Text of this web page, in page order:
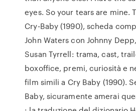
eyes. So your tears are mine.
Cry-Baby (1990), scheda
John Waters con Johnny
Susan Tyrrell: trama, cast,
boxoffice, premi, curiosità e
film simili a Cry Baby (1990).
Baby, sicuramente amerai